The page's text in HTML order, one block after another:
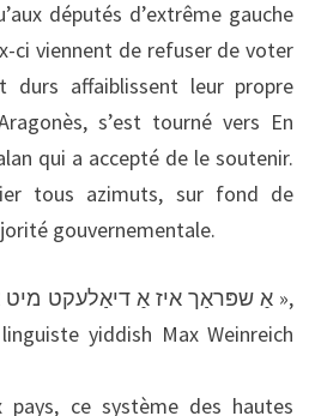
députés d’extrême gauche
ci viennent de refuser de voter
durs affaiblissent leur propre
s’est tourné vers En
qui a accepté de le soutenir.
tous azimuts, sur fond de
gouvernementale.
yiddish Max Weinreich
pays, ce système des hautes